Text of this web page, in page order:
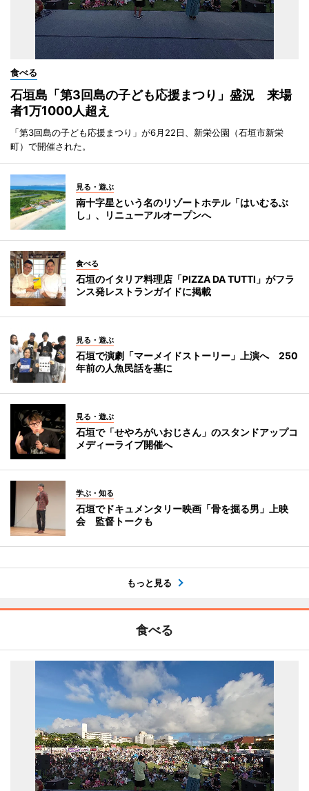
食べる
石垣島「第3回島の子ども応援まつり」盛況 来場
者1万1000人超え
「第3回島の子ども応援まつり」が6月22日、新栄公園（石垣市新栄
町）で開催された。
見る・遊ぶ
南十字星という名のリゾートホテル「はいむるぶ
し」、リニューアルオープンへ
食べる
石垣のイタリア料理店「PIZZA DA TUTTI」がフラ
ンス発レストランガイドに掲載
見る・遊ぶ
石垣で演劇「マーメイドストーリー」上演へ 250
年前の人魚民話を基に
見る・遊ぶ
石垣で「せやろがいおじさん」のスタンドアップコ
メディーライブ開催へ
学ぶ・知る
石垣でドキュメンタリー映画「骨を掘る男」上映
会 監督トークも
もっと見る
食べる